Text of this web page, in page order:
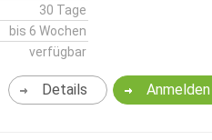
30 Tage
bis 6 Wochen
verfügbar
Anmelden
Details